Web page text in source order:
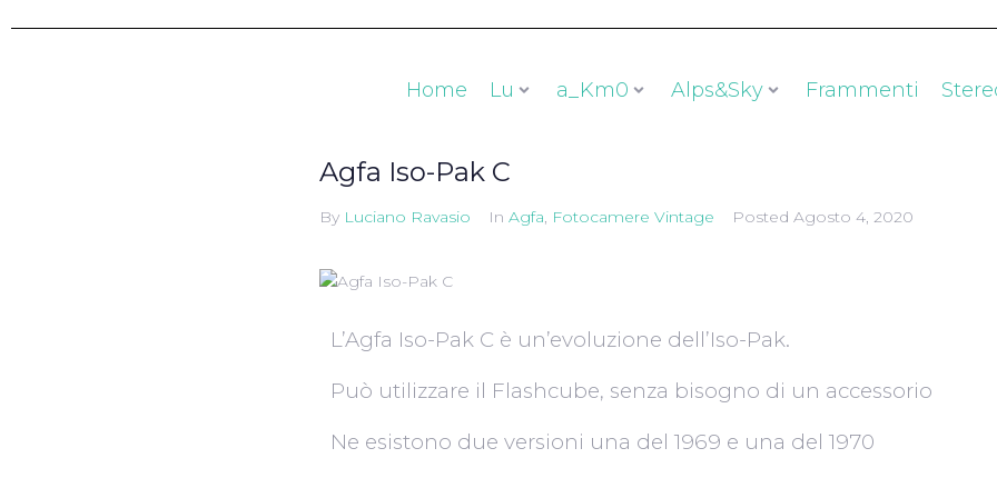
Home Lu a_Km0 Alps&Sky Frammenti
Agfa Iso-Pak C
By Luciano Ravasio In Agfa, Fotocamere Vintage Posted Agosto 4, 2020
L’Agfa Iso-Pak C è un’evoluzione dell’Iso-Pak.
Può utilizzare il Flashcube, senza bisogno di un accessorio
Ne esistono due versioni una del 1969 e una del 1970